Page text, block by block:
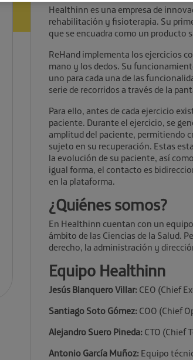
Healthinn es una empresa de
rehabilitación y fisioterapia. Su
que se encuadra como un producto
ReHand implementa los ejercicios
mano y los dedos. Su
uno para cada una de las
serie de recorridos a través de la
Para ello, antes de cada ejercicio
paciente. Durante el ejercicio, se
amplitud del paciente, permitiendo
sujeto en su recuperación. Estas
la evolución de su paciente, así
igual forma, el contacto es
en la plataforma.
¿Quiénes somos?
En Healthinn cuentan con un
ámbito de las Ciencias de la Salud.
derecho, la administración y
Equipo Healthinn
Jesús Blanquero Villar: CEO (Chief
Santiago Soto Gómez: COO (Chief
Alejandro Suero Pineda: CTO (Chief
Antonio García Muñoz: Equipo